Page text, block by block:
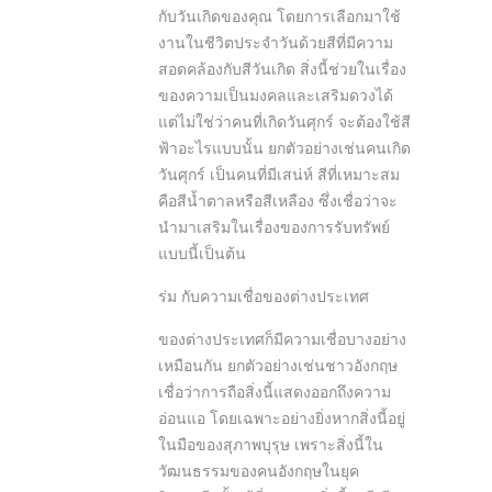
กับวันเกิดของคุณ โดยการเลือกมาใช้
งานในชีวิตประจำวันด้วยสีที่มีความ
สอดคล้องกับสีวันเกิด สิ่งนี้ช่วยในเรื่อง
ของความเป็นมงคลและเสริมดวงได้
แต่ไม่ใช่ว่าคนที่เกิดวันศุกร์ จะต้องใช้สี
ฟ้าอะไรแบบนั้น ยกตัวอย่างเช่นคนเกิด
วันศุกร์ เป็นคนที่มีเสน่ห์ สีที่เหมาะสม
คือสีน้ำตาลหรือสีเหลือง ซึ่งเชื่อว่าจะ
นำมาเสริมในเรื่องของการรับทรัพย์
แบบนี้เป็นต้น
ร่ม กับความเชื่อของต่างประเทศ
ของต่างประเทศก็มีความเชื่อบางอย่าง
เหมือนกัน ยกตัวอย่างเช่นชาวอังกฤษ
เชื่อว่าการถือสิ่งนี้แสดงออกถึงความ
อ่อนแอ โดยเฉพาะอย่างยิ่งหากสิ่งนี้อยู่
ในมือของสุภาพบุรุษ เพราะสิ่งนี้ใน
วัฒนธรรมของคนอังกฤษในยุค